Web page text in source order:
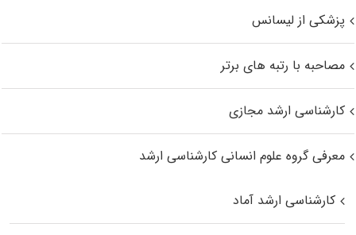
پزشکی از لیسانس
مصاحبه با رتبه های برتر
کارشناسی ارشد مجازی
معرفی گروه علوم انسانی کارشناسی ارشد
کارشناسی ارشد آماد